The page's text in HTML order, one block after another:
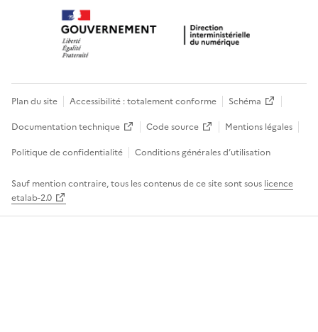
Plan du site Accessibilité : totalement conforme
Schéma
Documentation technique
Code source
Mentions légales
Politique de confidentialité
Conditions générales d’utilisation
Sauf mention contraire, tous les contenus de ce site sont sous licence
etalab-2.0